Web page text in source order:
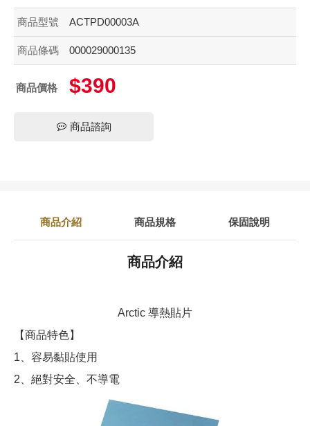
商品型號 ACTPD00003A
商品條碼 000029000135
商品價格 $390
商品諮詢
商品介紹 商品規格 保固說明
商品介紹
Arctic 導熱貼片
【商品特色】
1、容易黏貼使用
2、絕對安全、不導電